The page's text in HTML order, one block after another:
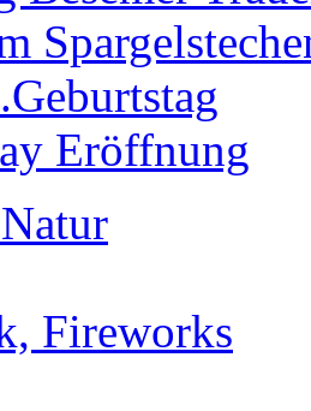
Eröffnung
Fireworks